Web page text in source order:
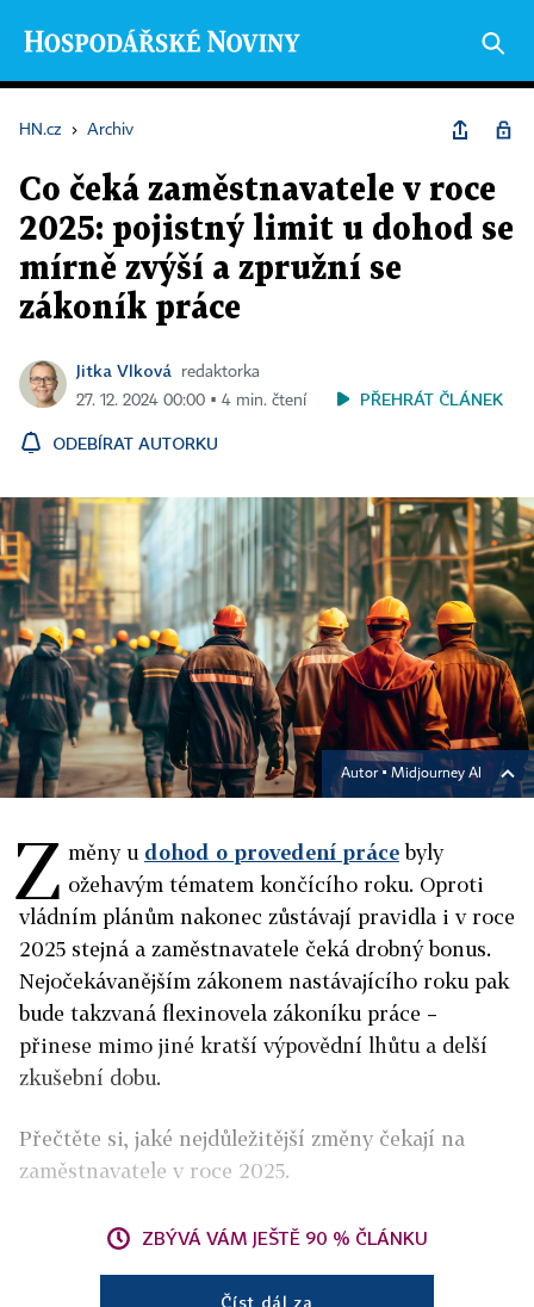
HN.cz › Archiv
Co čeká zaměstnavatele v roce
2025: pojistný limit u dohod se
mírně zvýší a zpružní se
zákoník práce
Jitka Vlková
redaktorka
27. 12. 2024 00:00 ▪ 4 min. čtení
PŘEHRÁT ČLÁNEK
ODEBÍRAT AUTORKU
Autor ▪ Midjourney AI
Z měny u dohod o provedení prácebyly
ožehavým tématem končícího roku. Oproti
vládním plánům nakonec zůstávají pravidla i v roce
2025 stejná a zaměstnavatele čeká drobný bonus.
Nejočekávanějším zákonem nastávajícího roku pak
bude takzvaná flexinovela zákoníku práce –
přinese mimo jiné kratší výpovědní lhůtu a delší
zkušební dobu.
Přečtěte si, jaké nejdůležitější změny čekají na
zaměstnavatele v roce 2025.
ZBÝVÁ VÁM JEŠTĚ 90 % ČLÁNKU
Číst dál za